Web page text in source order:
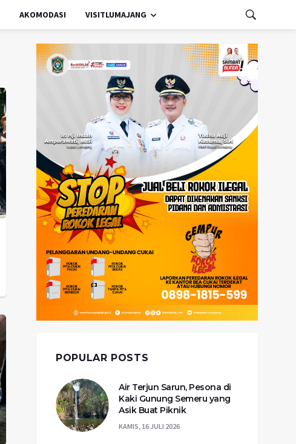
AKOMODASI VISITLUMAJANG
POPULAR POSTS
Air Terjun Sarun, Pesona di
Kaki Gunung Semeru yang
Asik Buat Piknik
KAMIS, 16 JULI 2026